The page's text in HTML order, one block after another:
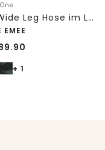
7/8 Wide Leg Hose im Loose Fit mit Print
EMEE
+ 1